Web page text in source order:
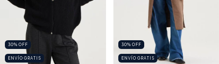
30% OFF
ENVÍO GRATIS
30% OFF
ENVÍO GRATIS